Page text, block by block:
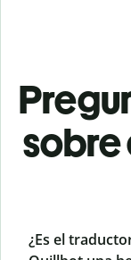
sobre
¿Es el